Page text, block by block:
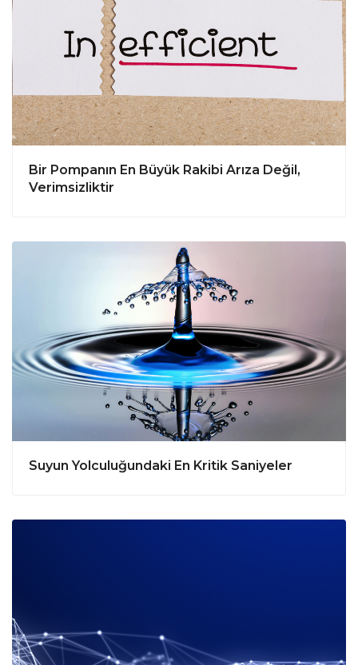
Bir Pompanın En Büyük Rakibi Arıza Değil,
Verimsizliktir
Suyun Yolculuğundaki En Kritik Saniyeler